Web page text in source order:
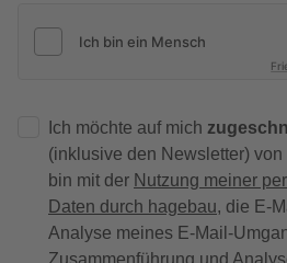
Ich möchte auf mich
(inklusive den Newsletter)
bin mit der Nutzung meiner
Daten durch hagebau, die E-
Analyse meines E-Mail-